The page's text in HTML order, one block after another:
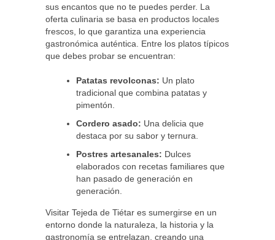
sus encantos que no te puedes perder. La
oferta culinaria se basa en productos locales
frescos, lo que garantiza una experiencia
gastronómica auténtica. Entre los platos típicos
que debes probar se encuentran:
Patatas revolconas: Un plato
tradicional que combina patatas y
pimentón.
Cordero asado: Una delicia que
destaca por su sabor y ternura.
Postres artesanales: Dulces
elaborados con recetas familiares que
han pasado de generación en
generación.
Visitar Tejeda de Tiétar es sumergirse en un
entorno donde la naturaleza, la historia y la
gastronomía se entrelazan, creando una